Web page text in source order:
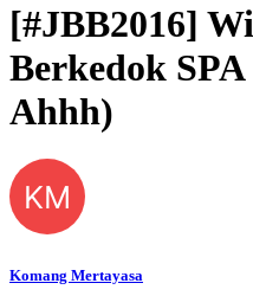
[#JBB2016]
Berkedok
Ahhh)
KM
Komang Mertayasa